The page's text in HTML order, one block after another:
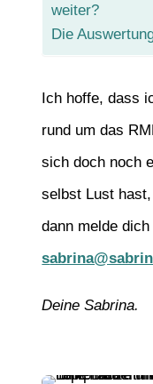
weiter?
Die
Ich hoffe, dass
rund um das
sich doch noch
selbst Lust
dann melde
s
Deine Sabrina.